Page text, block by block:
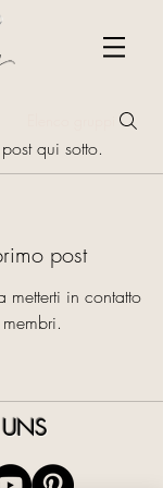
qui sotto.
post
in contatto